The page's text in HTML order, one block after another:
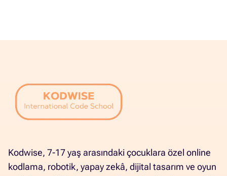
Kodwise, 7-17 yaş arasındaki çocuklara özel online
kodlama, robotik, yapay zekâ, dijital tasarım ve oyun